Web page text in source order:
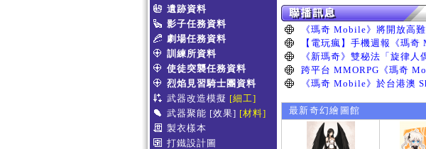
遺跡資料
影子任務資料
劇場任務資料
訓練所資料
使徒突襲任務資料
烈焰見習騎士團資料
武器改造模擬 [細工]
武器聚能 [效果] [材料]
製衣樣本
打鐵設計圖
最新奇幻繪圖館